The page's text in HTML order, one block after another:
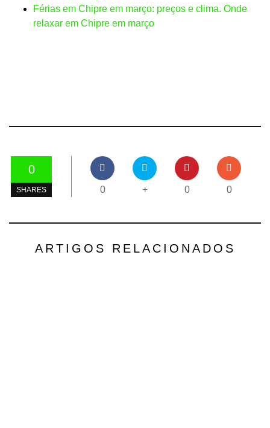
Férias em Chipre em março: preços e clima. Onde
relaxar em Chipre em março
0
SHARES 0 + 0 0
ARTIGOS RELACIONADOS